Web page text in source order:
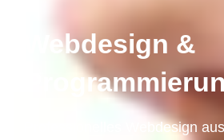
Webdesign &
Professionelles Webdesign